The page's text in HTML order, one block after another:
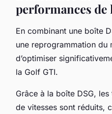
performances de
En combinant une boîte
une reprogrammation du
d’optimiser
la Golf GTI.
Grâce à la boîte DSG,
de vitesses sont réduits,